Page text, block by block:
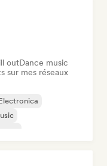
outDance music
sur mes réseaux